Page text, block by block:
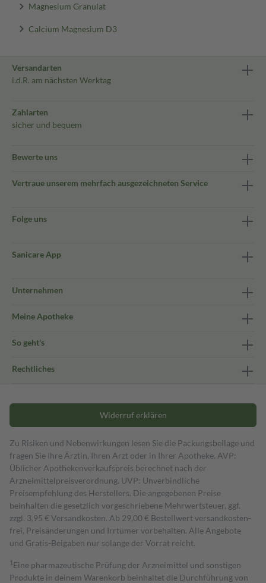
Magnesium Granulat
Calcium Magnesium D3
Versandarten
i.d.R. am nächsten Werktag
Zahlarten
sicher und bequem
Bewerte uns
Vertraue unserem mehrfach ausgezeichneten Service
Folge uns
Sanicare App
Unternehmen
Meine Apotheke
So geht's
Rechtliches
Widerruf erklären
Zu Risiken und Nebenwirkungen lesen Sie die Packungsbeilage und
fragen Sie Ihre Ärztin, Ihren Arzt oder in Ihrer Apotheke. AVP:
Üblicher Apothekenverkaufspreis berechnet nach der
Arzneimittelpreisverordnung. UVP: Unverbindliche
Preisempfehlung des Herstellers. Die angegebenen Preise
beinhalten die gesetzlich vorgeschriebene Mehrwertsteuer, ggf.
zzgl. 3,95 € Versandkosten. Ab 29,00 € Bestell­wert versand­kosten­
frei. Preisänderungen und Irrtümer vorbehalten. Alle Angebote
und Gratis-Beigaben nur solange der Vorrat reicht.
1 Eine pharmazeutische Prüfung der Arzneimittel und sonstigen
Produkte in deinem Warenkorb beinhaltet die Durchführung von